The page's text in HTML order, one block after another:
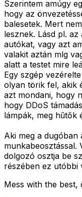
Szerintem amúgy
hogy az
balesetek. Mert
lesznek. Lásd pl.
autókat, vagy azt
valakit aztán mlg
alatt a testet mire
Egy szgép
olyan törik fel, akik
azt mondani, hogy
hogy DDoS
lámpák, meg hűtők
Aki meg a
munkabeosztással.
dolgozó osztja be
részében ez utóbbi
Mess with the best,